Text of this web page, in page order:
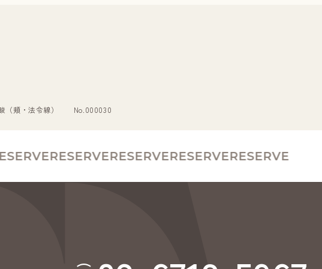
酸（頬・法令線） No.000030
RESERVERESERVERESERVERESERVE